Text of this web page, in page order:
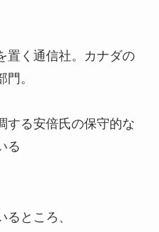
置く通信社。カナダの
。
する安倍氏の保守的な
る
ところ、